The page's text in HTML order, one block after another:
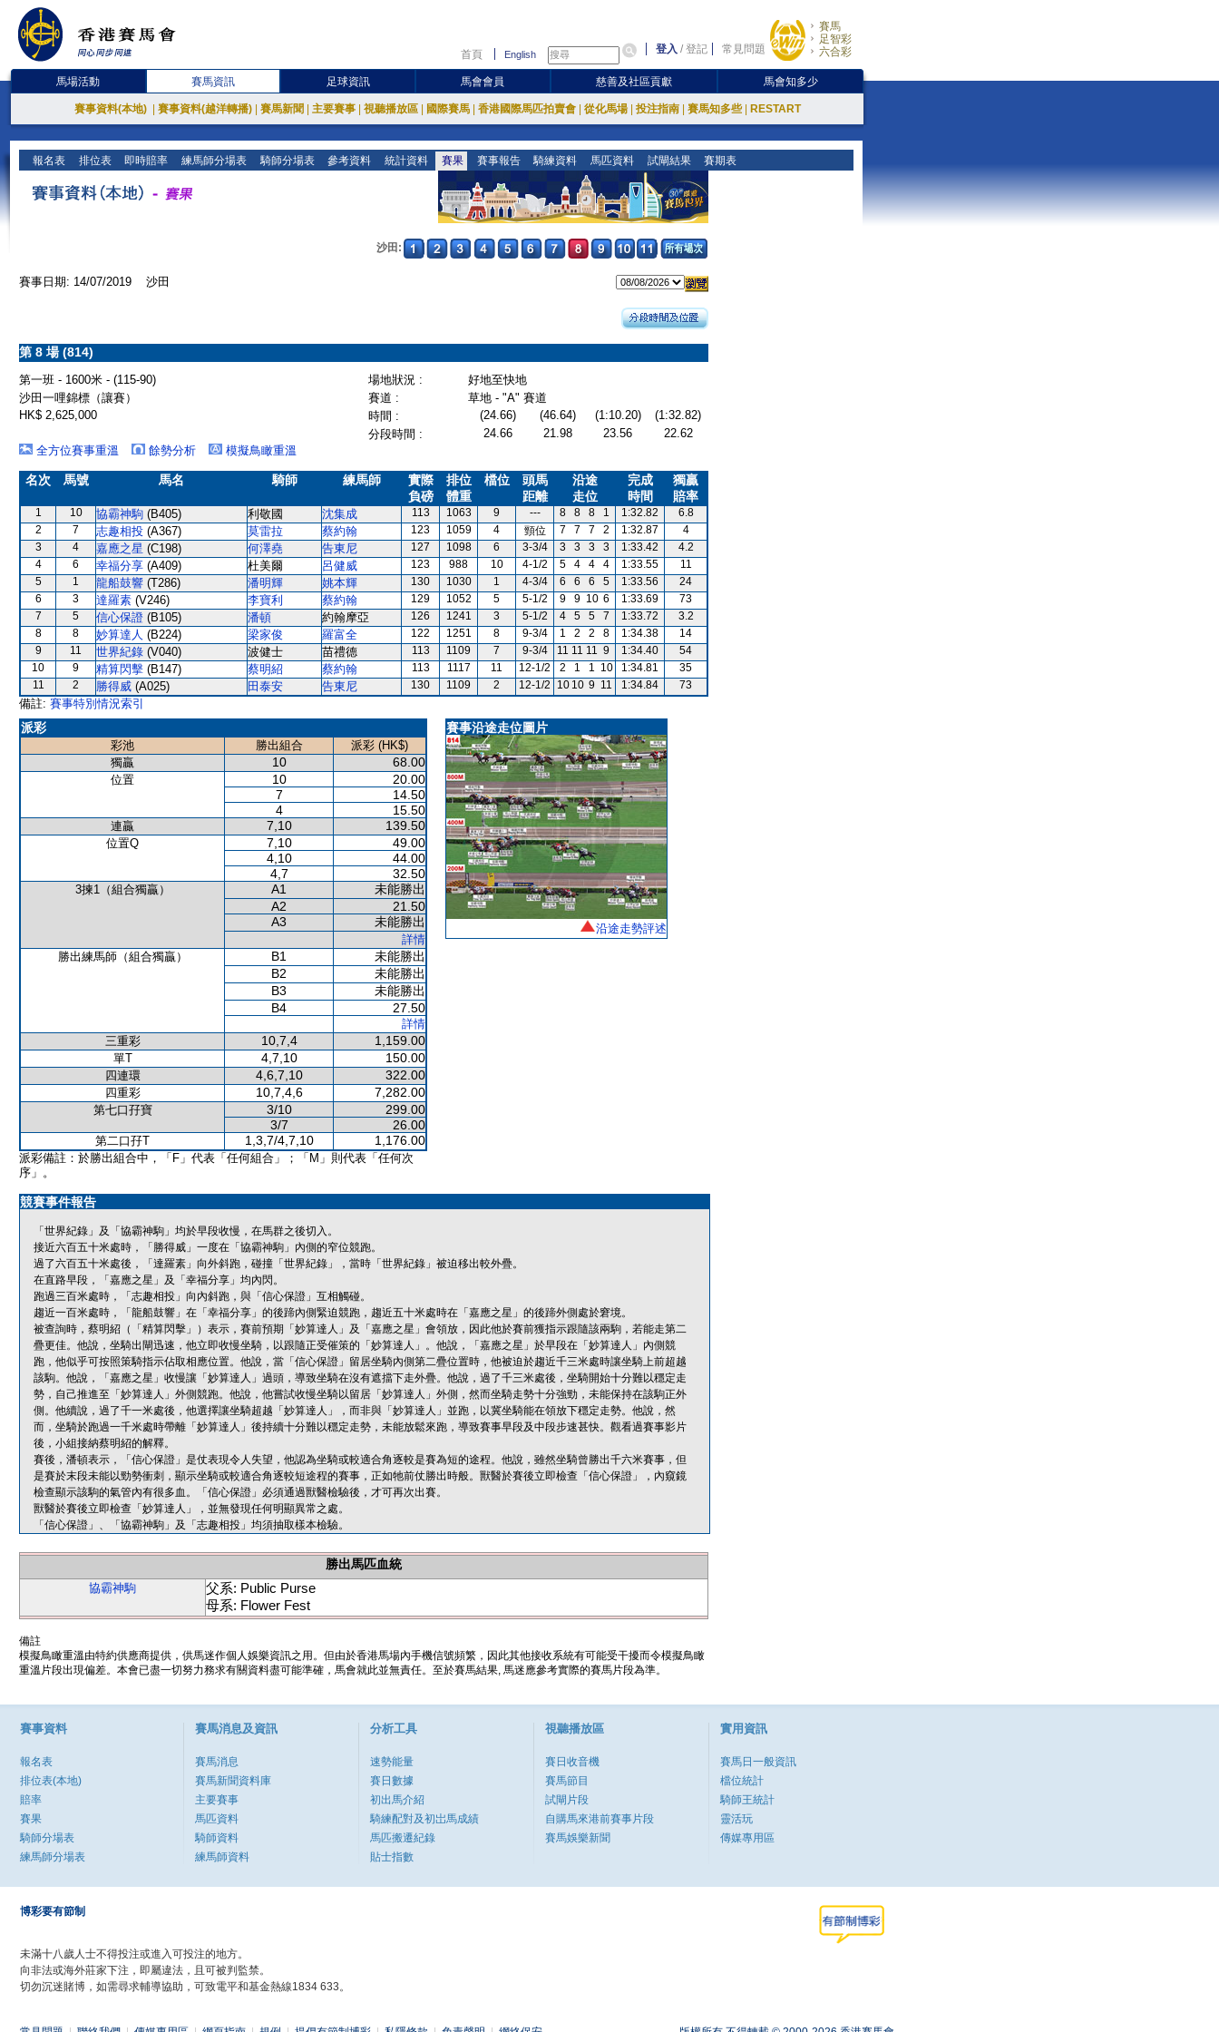
首頁 English 登入 /登記 常見問題
賽馬
足智彩
六合彩
馬場活動 賽馬資訊 足球資訊 馬會會員 慈善及社區貢獻 馬會知多少
賽事資料(本地) 賽事資料(越洋轉播) 賽馬新聞 主要賽事 視聽播放區 國際賽馬 香港國際馬匹拍賣會 從化馬場 投注指南 賽馬知多些 RESTART
報名表 排位表 即時賠率 練馬師分場表 騎師分場表 參考資料 統計資料 賽果 賽事報告 騎練資料 馬匹資料 試閘結果 賽期表
沙田:
賽事日期: 14/07/2019 沙田
第 8 場 (814)
第一班 - 1600米 - (115-90) 場地狀況 :
好地至快地
沙田一哩錦標（讓賽）
賽道 :
草地 - "A" 賽道
HK$ 2,625,000
時間 : (24.66) (46.64) (1:10.20)
(1:32.82)
分段時間 :
24.66 21.98 23.56
22.62
全方位賽事重溫
餘勢分析 模擬鳥瞰重溫
名次 馬號 馬名 騎師 練馬師
實際
負磅
排位
體重
檔位
頭馬
距離
沿途
走位
完成
時間
獨贏
賠率
1 10 協霸神駒 (B405) 利敬國 沈集成 113 1063 9 --- 8 8 8 1 1:32.82
6.8
2
7 志趣相投 (A367) 莫雷拉 蔡約翰 123 1059 4 頸位 7 7 7 2 1:32.87
4
3
4 嘉應之星 (C198) 何澤堯 告東尼 127 1098 6 3-3/4 3 3 3 3 1:33.42
4.2
4
6 幸福分享 (A409) 杜美爾 呂健威 123 988 10 4-1/2 5 4 4 4 1:33.55
11
5
1 龍船鼓響 (T286) 潘明輝 姚本輝 130 1030 1 4-3/4 6 6 6 5 1:33.56
24
6
3 達羅素 (V246) 李寶利 蔡約翰 129 1052 5 5-1/2 9 9 10 6 1:33.69
73
7
5 信心保證 (B105) 潘頓 約翰摩亞 126 1241 3 5-1/2 4 5 5 7 1:33.72
3.2
8
8 妙算達人 (B224) 梁家俊 羅富全 122 1251 8 9-3/4 1 2 2 8 1:34.38
14
9
11 世界紀錄 (V040) 波健士 苗禮德 113 1109 7 9-3/4 11 11 11 9 1:34.40
54
10
9 精算閃擊 (B147) 蔡明紹 蔡約翰 113 1117 11 12-1/2 2 1 1 10 1:34.81
35
11
2 勝得威 (A025) 田泰安 告東尼 130 1109 2 12-1/2 10 10 9 11 1:34.84 73
備註: 賽事特別情況索引
派彩
彩池 勝出組合
派彩 (HK$)
獨贏
10 68.00
位置 10
20.00
7
14.50
4
15.50
連贏 7,10 139.50
位置Q 7,10
49.00
4,10
44.00
4,7
32.50
3揀1（組合獨贏） A1
未能勝出
A2
21.50
A3
未能勝出
詳情
勝出練馬師（組合獨贏）
B1
未能勝出
B2
未能勝出
B3
未能勝出
B4
27.50
詳情
三重彩
10,7,4 1,159.00
單T 4,7,10 150.00
四連環 4,6,7,10 322.00
四重彩 10,7,4,6 7,282.00
第七口孖寶 3/10
299.00
3/7
26.00
第二口孖T 1,3,7/4,7,10 1,176.00
派彩備註：於勝出組合中，「F」代表「任何組合」；「M」則代表「任何次
序」。
賽事沿途走位圖片
沿途走勢評述
競賽事件報告
「世界紀錄」及「協霸神駒」均於早段收慢，在馬群之後切入。
接近六百五十米處時，「勝得威」一度在「協霸神駒」內側的窄位競跑。
過了六百五十米處後，「達羅素」向外斜跑，碰撞「世界紀錄」，當時「世界紀錄」被迫移出較外疊。
在直路早段，「嘉應之星」及「幸福分享」均內閃。
跑過三百米處時，「志趣相投」向內斜跑，與「信心保證」互相觸碰。
趨近一百米處時，「龍船鼓響」在「幸福分享」的後蹄內側緊迫競跑，趨近五十米處時在「嘉應之星」的後蹄外側處於窘境。
被查詢時，蔡明紹（「精算閃擊」）表示，賽前預期「妙算達人」及「嘉應之星」會領放，因此他於賽前獲指示跟隨該兩駒，若能走第二
疊更佳。他說，坐騎出閘迅速，他立即收慢坐騎，以跟隨正受催策的「妙算達人」。他說，「嘉應之星」於早段在「妙算達人」內側競
跑，他似乎可按照策騎指示佔取相應位置。他說，當「信心保證」留居坐騎內側第二疊位置時，他被迫於趨近千三米處時讓坐騎上前超越
該駒。他說，「嘉應之星」收慢讓「妙算達人」過頭，導致坐騎在沒有遮擋下走外疊。他說，過了千三米處後，坐騎開始十分難以穩定走
勢，自己推進至「妙算達人」外側競跑。他說，他嘗試收慢坐騎以留居「妙算達人」外側，然而坐騎走勢十分強勁，未能保持在該駒正外
側。他續說，過了千一米處後，他選擇讓坐騎超越「妙算達人」，而非與「妙算達人」並跑，以冀坐騎能在領放下穩定走勢。他說，然
而，坐騎於跑過一千米處時帶離「妙算達人」後持續十分難以穩定走勢，未能放鬆來跑，導致賽事早段及中段步速甚快。觀看過賽事影片
後，小組接納蔡明紹的解釋。
賽後，潘頓表示，「信心保證」是仗表現令人失望，他認為坐騎或較適合角逐較是賽為短的途程。他說，雖然坐騎曾勝出千六米賽事，但
是賽於末段未能以勁勢衝刺，顯示坐騎或較適合角逐較短途程的賽事，正如牠前仗勝出時般。獸醫於賽後立即檢查「信心保證」，內窺鏡
檢查顯示該駒的氣管內有很多血。「信心保證」必須通過獸醫檢驗後，才可再次出賽。
獸醫於賽後立即檢查「妙算達人」，並無發現任何明顯異常之處。
「信心保證」、「協霸神駒」及「志趣相投」均須抽取樣本檢驗。
勝出馬匹血統
協霸神駒
父系: Public Purse
母系: Flower Fest
備註
模擬鳥瞰重溫由特約供應商提供，供馬迷作個人娛樂資訊之用。但由於香港馬場內手機信號頻繁，因此其他接收系統有可能受干擾而令模擬鳥瞰
重溫片段出現偏差。本會已盡一切努力務求有關資料盡可能準確，馬會就此並無責任。至於賽馬結果, 馬迷應參考實際的賽馬片段為準。
賽事資料
報名表
排位表(本地)
賠率
賽果
騎師分場表
練馬師分場表
賽馬消息及資訊
賽馬消息
賽馬新聞資料庫
主要賽事
馬匹資料
騎師資料
練馬師資料
分析工具
速勢能量
賽日數據
初出馬介紹
騎練配對及初岀馬成績
馬匹搬遷紀錄
貼士指數
視聽播放區
賽日收音機
賽馬節目
試閘片段
自購馬來港前賽事片段
賽馬娛樂新聞
實用資訊
賽馬日一般資訊
檔位統計
騎師王統計
靈活玩
傳媒專用區
博彩要有節制
未滿十八歲人士不得投注或進入可投注的地方。
向非法或海外莊家下注，即屬違法，且可被判監禁。
切勿沉迷賭博，如需尋求輔導協助，可致電平和基金熱線1834 633。